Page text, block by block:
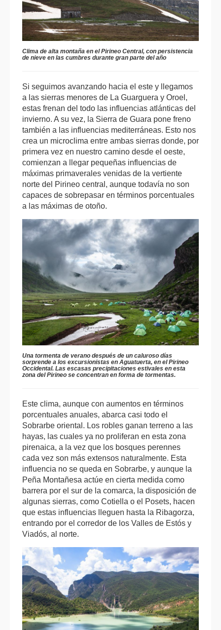
Clima de alta montaña en el Pirineo Central, con persistencia
de nieve en las cumbres durante gran parte del año
Si seguimos avanzando hacia el este y llegamos
a las sierras menores de La Guarguera y Oroel,
estas frenan del todo las influencias atlánticas del
invierno. A su vez, la Sierra de Guara pone freno
también a las influencias mediterráneas. Esto nos
crea un microclima entre ambas sierras donde, por
primera vez en nuestro camino desde el oeste,
comienzan a llegar pequeñas influencias de
máximas primaverales venidas de la vertiente
norte del Pirineo central, aunque todavía no son
capaces de sobrepasar en términos porcentuales
a las máximas de otoño.
Una tormenta de verano después de un caluroso días
sorprende a los excursionistas en Aguatuerta, en el Pirineo
Occidental. Las escasas precipitaciones estivales en esta
zona del Pirineo se concentran en forma de tormentas.
Este clima, aunque con aumentos en términos
porcentuales anuales, abarca casi todo el
Sobrarbe oriental. Los robles ganan terreno a las
hayas, las cuales ya no proliferan en esta zona
pirenaica, a la vez que los bosques perennes
cada vez son más extensos naturalmente. Esta
influencia no se queda en Sobrarbe, y aunque la
Peña Montañesa actúe en cierta medida como
barrera por el sur de la comarca, la disposición de
algunas sierras, como Cotiella o el Posets, hacen
que estas influencias lleguen hasta la Ribagorza,
entrando por el corredor de los Valles de Estós y
Viadós, al norte.